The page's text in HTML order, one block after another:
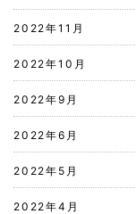
2022年11月
2022年10月
2022年9月
2022年6月
2022年5月
2022年4月